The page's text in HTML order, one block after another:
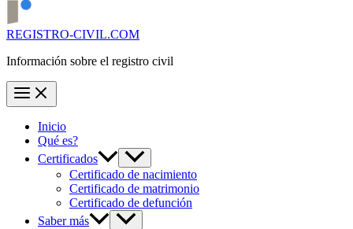
REGISTRO-CIVIL.COM
Información sobre el registro civil
Inicio
Qué es?
Certificados
Certificado de nacimiento
Certificado de matrimonio
Certificado de defunción
Saber más